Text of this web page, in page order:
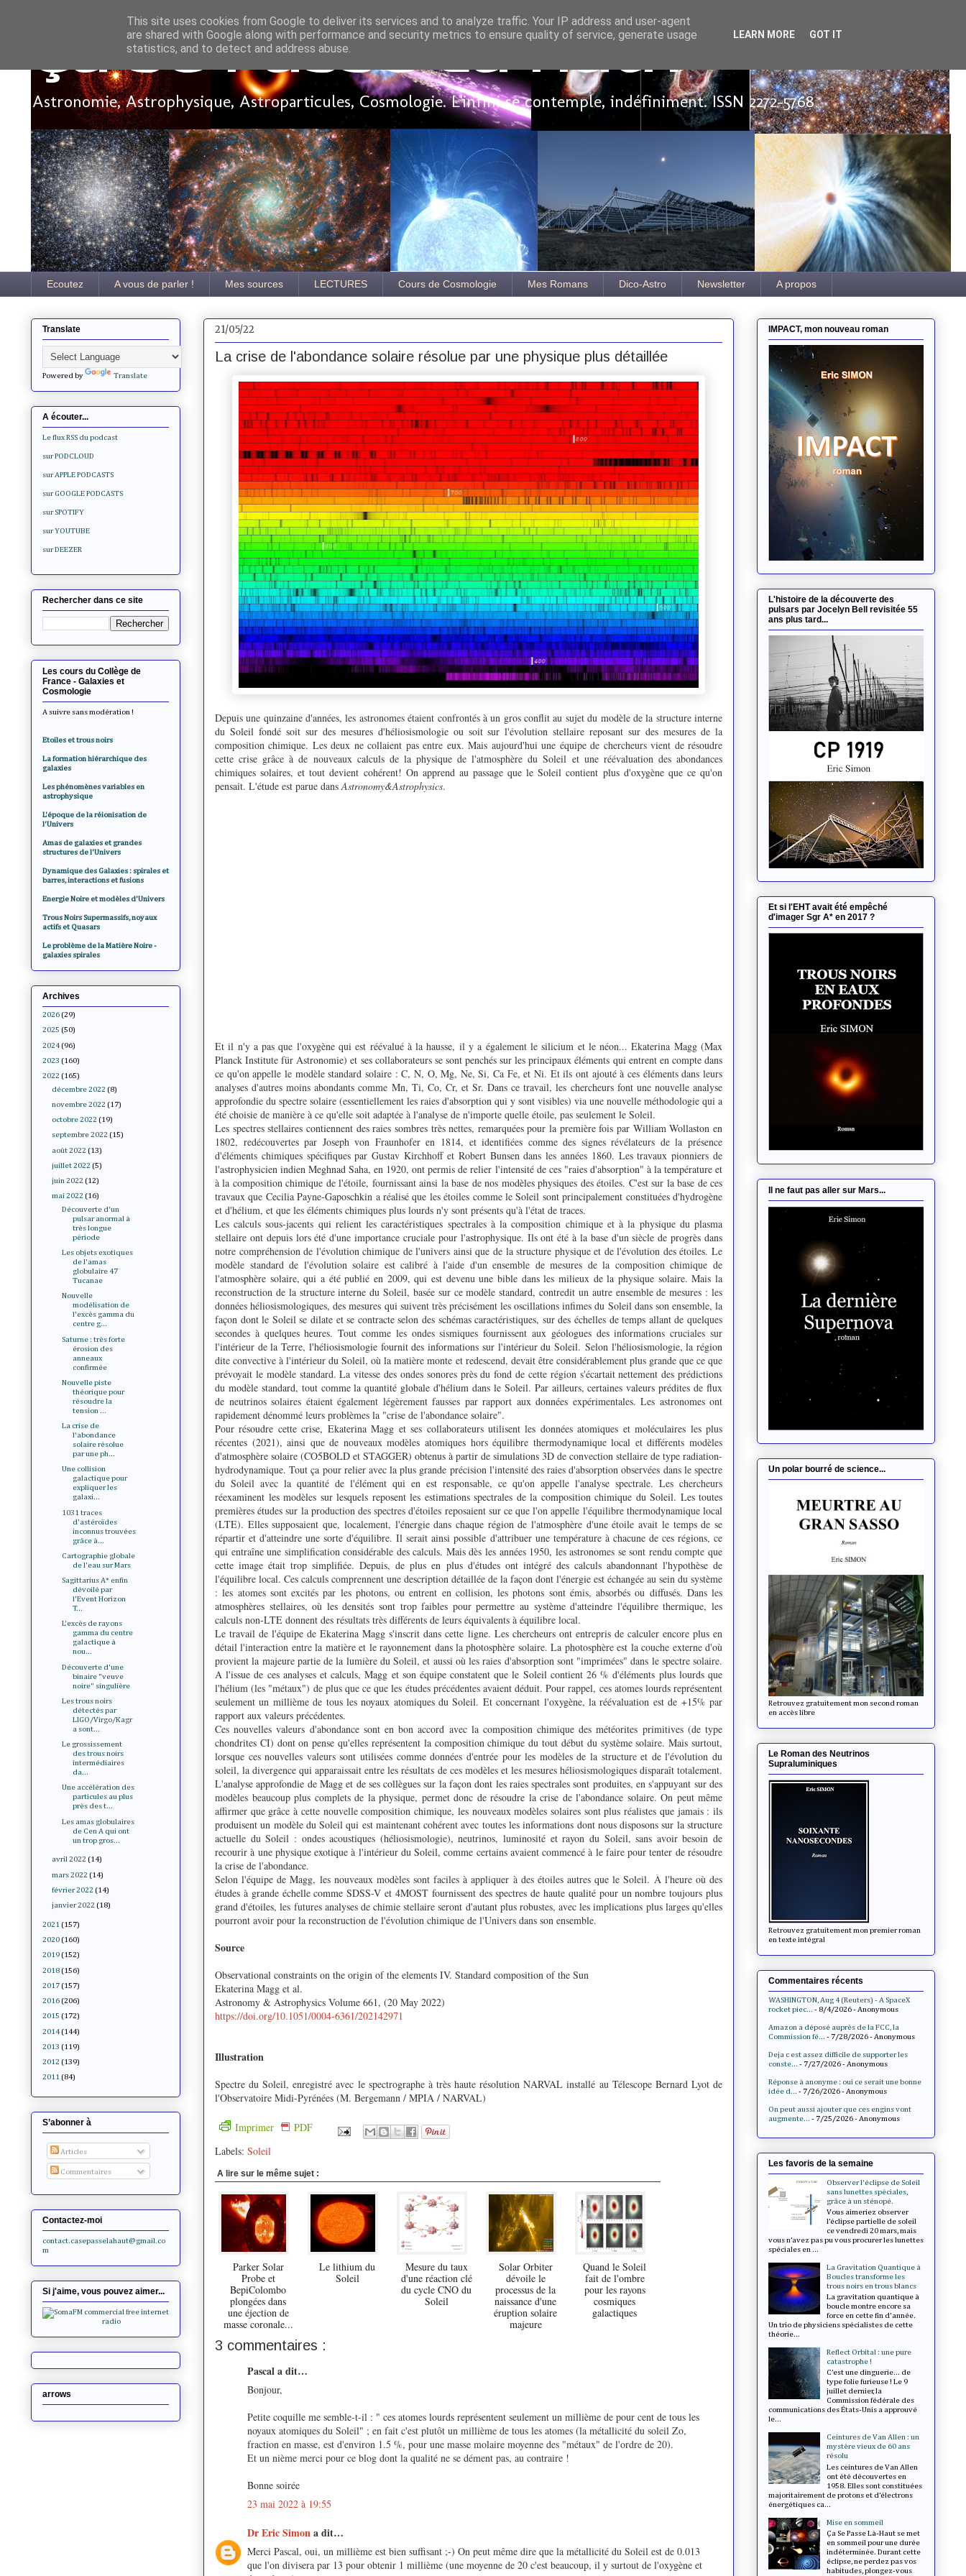
Ça se passe là haut
Astronomie, Astrophysique, Astroparticules, Cosmologie. L'infini se contemple, indéfiniment. ISSN 2272-5768
Ecoutez A vous de parler ! Mes sources LECTURES Cours de Cosmologie Mes Romans Dico-Astro Newsletter A propos
21/05/22
La crise de l'abondance solaire résolue par une physique plus détaillée
Depuis une quinzaine d'années, les astronomes étaient confrontés à un gros conflit au sujet du modèle de la structure interne
du Soleil fondé soit sur des mesures d'héliosismologie ou soit sur l'évolution stellaire reposant sur des mesures de la
composition chimique. Les deux ne collaient pas entre eux. Mais aujourd'hui une équipe de chercheurs vient de résoudre
cette crise grâce à de nouveaux calculs de la physique de l'atmosphère du Soleil et une réévaluation des abondances
chimiques solaires, et tout devient cohérent! On apprend au passage que le Soleil contient plus d'oxygène que ce qu'on
pensait. L'étude est parue dans Astronomy&Astrophysics.
Et il n'y a pas que l'oxygène qui est réévalué à la hausse, il y a également le silicium et le néon... Ekaterina Magg (Max
Planck Institute für Astronomie) et ses collaborateurs se sont penchés sur les principaux éléments qui entrent en compte dans
ce qu'on appelle le modèle standard solaire : C, N, O, Mg, Ne, Si, Ca Fe, et Ni. Et ils ont ajouté à ces éléments dans leurs
analyses d'autres moins abondants comme Mn, Ti, Co, Cr, et Sr. Dans ce travail, les chercheurs font une nouvelle analyse
approfondie du spectre solaire (essentiellement les raies d'absorption qui y sont visibles) via une nouvelle méthodologie qui a
été choisie de manière à ce qu'elle soit adaptée à l'analyse de n'importe quelle étoile, pas seulement le Soleil.
Les spectres stellaires contiennent des raies sombres très nettes, remarquées pour la première fois par William Wollaston en
1802, redécouvertes par Joseph von Fraunhofer en 1814, et identifiées comme des signes révélateurs de la présence
d'éléments chimiques spécifiques par Gustav Kirchhoff et Robert Bunsen dans les années 1860. Les travaux pionniers de
l'astrophysicien indien Meghnad Saha, en 1920, ont permis de relier l'intensité de ces "raies d'absorption" à la température et
à la composition chimique de l'étoile, fournissant ainsi la base de nos modèles physiques des étoiles. C'est sur la base de ces
travaux que Cecilia Payne-Gaposchkin a réalisé que les étoiles comme le Soleil sont principalement constituées d'hydrogène
et d'hélium, et que les éléments chimiques plus lourds n'y sont présents qu'à l'état de traces.
Les calculs sous-jacents qui relient les caractéristiques spectrales à la composition chimique et à la physique du plasma
stellaire ont depuis lors été d'une importance cruciale pour l'astrophysique. Ils ont été à la base d'un siècle de progrès dans
notre compréhension de l'évolution chimique de l'univers ainsi que de la structure physique et de l'évolution des étoiles. Le
modèle standard de l'évolution solaire est calibré à l'aide d'un ensemble de mesures de la composition chimique de
l'atmosphère solaire, qui a été publié en 2009, qui est devenu une bible dans les milieux de la physique solaire. Mais la
reconstruction de la structure interne du Soleil, basée sur ce modèle standard, contredit un autre ensemble de mesures : les
données héliosismologiques, des mesures qui suivent très précisément les oscillations infimes du Soleil dans son ensemble, la
façon dont le Soleil se dilate et se contracte selon des schémas caractéristiques, sur des échelles de temps allant de quelques
secondes à quelques heures. Tout comme les ondes sismiques fournissent aux géologues des informations cruciales sur
l'intérieur de la Terre, l'héliosismologie fournit des informations sur l'intérieur du Soleil. Selon l'héliosismologie, la région
dite convective à l'intérieur du Soleil, où la matière monte et redescend, devait être considérablement plus grande que ce que
prévoyait le modèle standard. La vitesse des ondes sonores près du fond de cette région s'écartait nettement des prédictions
du modèle standard, tout comme la quantité globale d'hélium dans le Soleil. Par ailleurs, certaines valeurs prédites de flux
de neutrinos solaires étaient également légèrement fausses par rapport aux données expérimentales. Les astronomes ont
rapidement dénommé leurs problèmes la "crise de l'abondance solaire".
Pour résoudre cette crise, Ekaterina Magg et ses collaborateurs utilisent les données atomiques et moléculaires les plus
récentes (2021), ainsi que de nouveaux modèles atomiques hors équilibre thermodynamique local et différents modèles
d'atmosphère solaire (CO5BOLD et STAGGER) obtenus à partir de simulations 3D de convection stellaire de type radiation-
hydrodynamique. Tout ça pour relier avec la plus grande précision l'intensité des raies d'absorption observées dans le spectre
du Soleil avec la quantité de l'élément qui en est responsable, ce qu'on appelle l'analyse spectrale. Les chercheurs
réexaminent les modèles sur lesquels reposent les estimations spectrales de la composition chimique du Soleil. Les toutes
premières études sur la production des spectres d'étoiles reposaient sur ce que l'on appelle l'équilibre thermodynamique local
(LTE). Elles supposaient que, localement, l'énergie dans chaque région de l'atmosphère d'une étoile avait le temps de se
répartir et d'atteindre une sorte d'équilibre. Il serait ainsi possible d'attribuer une température à chacune de ces régions, ce
qui entraîne une simplification considérable des calculs. Mais dès les années 1950, les astronomes se sont rendu compte que
cette image était trop simplifiée. Depuis, de plus en plus d'études ont intégré des calculs abandonnant l'hypothèse de
l'équilibre local. Ces calculs comprennent une description détaillée de la façon dont l'énergie est échangée au sein du système
: les atomes sont excités par les photons, ou entrent en collision, les photons sont émis, absorbés ou diffusés. Dans les
atmosphères stellaires, où les densités sont trop faibles pour permettre au système d'atteindre l'équilibre thermique, les
calculs non-LTE donnent des résultats très différents de leurs équivalents à équilibre local.
Le travail de l'équipe de Ekaterina Magg s'inscrit dans cette ligne. Les chercheurs ont entrepris de calculer encore plus en
détail l'interaction entre la matière et le rayonnement dans la photosphère solaire. La photosphère est la couche externe d'où
provient la majeure partie de la lumière du Soleil, et aussi où les raies d'absorption sont "imprimées" dans le spectre solaire.
A l'issue de ces analyses et calculs, Magg et son équipe constatent que le Soleil contient 26 % d'éléments plus lourds que
l'hélium (les "métaux") de plus que ce que les études précédentes avaient déduit. Pour rappel, ces atomes lourds représentent
seulement un millième de tous les noyaux atomiques du Soleil. Et concernant l'oxygène, la réévaluation est de +15% par
rapport aux valeurs précédentes.
Ces nouvelles valeurs d'abondance sont en bon accord avec la composition chimique des météorites primitives (de type
chondrites CI) dont on pense qu'elles représentent la composition chimique du tout début du système solaire. Mais surtout,
lorsque ces nouvelles valeurs sont utilisées comme données d'entrée pour les modèles de la structure et de l'évolution du
soleil, la divergence qui apparaissait entre les résultats de ces modèles et les mesures héliosismologiques disparaît totalement.
L'analyse approfondie de Magg et de ses collègues sur la façon dont les raies spectrales sont produites, en s'appuyant sur des
modèles beaucoup plus complets de la physique, permet donc de résoudre la crise de l'abondance solaire. On peut même
affirmer que grâce à cette nouvelle composition chimique, les nouveaux modèles solaires sont plus réalistes que jamais : ils
produisent un modèle du Soleil qui est maintenant cohérent avec toutes les informations dont nous disposons sur la structure
actuelle du Soleil : ondes acoustiques (héliosismologie), neutrinos, luminosité et rayon du Soleil, sans avoir besoin de
recourir à une physique exotique à l'intérieur du Soleil, comme certains avaient commencé à le faire pour tenter de résoudre
la crise de l'abondance.
Selon l'équipe de Magg, les nouveaux modèles sont faciles à appliquer à des étoiles autres que le Soleil. À l'heure où des
études à grande échelle comme SDSS-V et 4MOST fournissent des spectres de haute qualité pour un nombre toujours plus
grand d'étoiles, les futures analyses de chimie stellaire seront d'autant plus robustes, avec les implications plus larges qu'elles
pourront avoir pour la reconstruction de l'évolution chimique de l'Univers dans son ensemble.
Source
Observational constraints on the origin of the elements IV. Standard composition of the Sun
Ekaterina Magg et al.
Astronomy & Astrophysics Volume 661, (20 May 2022)
https://doi.org/10.1051/0004-6361/202142971
Illustration
Spectre du Soleil, enregistré avec le spectrographe à très haute résolution NARVAL installé au Télescope Bernard Lyot de
l'Observatoire Midi-Pyrénées (M. Bergemann / MPIA / NARVAL)
Imprimer
PDF
Labels: Soleil
A lire sur le même sujet :
Parker Solar
Probe et
BepiColombo
plongées dans
une éjection de
masse coronale...
Le lithium du
Soleil
Mesure du taux
d'une réaction clé
du cycle CNO du
Soleil
Solar Orbiter
dévoile le
processus de la
naissance d'une
éruption solaire
majeure
Quand le Soleil
fait de l'ombre
pour les rayons
cosmiques
galactiques
3 commentaires :
Pascal a dit…
Bonjour,
Petite coquille me semble-t-il : " ces atomes lourds représentent seulement un millième de pour cent de tous les
noyaux atomiques du Soleil" ; en fait c'est plutôt un millième de tous les atomes (la métallicité du soleil Zo,
fraction en masse, est d'environ 1.5 %, pour une masse molaire moyenne des "métaux" de l'ordre de 20).
Et un nième merci pour ce blog dont la qualité ne se dément pas, au contraire !
Bonne soirée
23 mai 2022 à 19:55
Dr Eric Simona dit…
Merci Pascal, oui, un millième est bien suffisant ;-) On peut même dire que la métallicité du Soleil est de 0.013
que l'on divisera par 13 pour obtenir 1 millième (une moyenne de 20 c'est beaucoup, il y surtout de l'oxygène et
Translate
Powered by Translate
A écouter...
Le flux RSS du podcast
sur PODCLOUD
sur APPLE PODCASTS
sur GOOGLE PODCASTS
sur SPOTIFY
sur YOUTUBE
sur DEEZER
Rechercher dans ce site
Les cours du Collège de
France - Galaxies et
Cosmologie
A suivre sans modération !
Etoiles et trous noirs
La formation hiérarchique des
galaxies
Les phénomènes variables en
astrophysique
L'époque de la réionisation de
l'Univers
Amas de galaxies et grandes
structures de l'Univers
Dynamique des Galaxies : spirales et
barres, interactions et fusions
Energie Noire et modèles d'Univers
Trous Noirs Supermassifs, noyaux
actifs et Quasars
Le problème de la Matière Noire -
galaxies spirales
Archives
2026 (29)
2025 (50)
2024 (96)
2023 (160)
2022 (165)
décembre 2022 (8)
novembre 2022 (17)
octobre 2022 (19)
septembre 2022 (15)
août 2022 (13)
juillet 2022 (5)
juin 2022 (12)
mai 2022 (16)
Découverte d'un
pulsar anormal à
très longue
période
Les objets exotiques
de l'amas
globulaire 47
Tucanae
Nouvelle
modélisation de
l'excès gamma du
centre g...
Saturne : très forte
érosion des
anneaux
confirmée
Nouvelle piste
théorique pour
résoudre la
tension ...
La crise de
l'abondance
solaire résolue
par une ph...
Une collision
galactique pour
expliquer les
galaxi...
1031 traces
d'astéroïdes
inconnus trouvées
grâce à...
Cartographie globale
de l'eau sur Mars
Sagittarius A* enfin
dévoilé par
l'Event Horizon
T...
L'excès de rayons
gamma du centre
galactique à
nou...
Découverte d'une
binaire "veuve
noire" singulière
Les trous noirs
détectés par
LIGO/Virgo/Kagr
a sont...
Le grossissement
des trous noirs
intermédiaires
da...
Une accélération des
particules au plus
près des t...
Les amas globulaires
de Cen A qui ont
un trop gros...
avril 2022 (14)
mars 2022 (14)
février 2022 (14)
janvier 2022 (18)
2021 (157)
2020 (160)
2019 (152)
2018 (156)
2017 (157)
2016 (206)
2015 (172)
2014 (144)
2013 (119)
2012 (139)
2011 (84)
S’abonner à
Articles
Commentaires
Contactez-moi
contact.casepasselahaut@gmail.co
m
Si j'aime, vous pouvez aimer...
arrows
IMPACT, mon nouveau roman
L'histoire de la découverte des
pulsars par Jocelyn Bell revisitée 55
ans plus tard...
Et si l'EHT avait été empêché
d'imager Sgr A* en 2017 ?
Il ne faut pas aller sur Mars...
Un polar bourré de science...
Retrouvez gratuitement mon second roman
en accès libre
Le Roman des Neutrinos
Supraluminiques
Retrouvez gratuitement mon premier roman
en texte intégral
Commentaires récents
WASHINGTON, Aug 4 (Reuters) - A SpaceX
rocket piec... - 8/4/2026- Anonymous
Amazon a déposé auprès de la FCC, la
Commission fé... - 7/28/2026- Anonymous
Deja c est assez difficile de supporter les
conste... - 7/27/2026- Anonymous
Réponse à anonyme : oui ce serait une bonne
idée d... - 7/26/2026- Anonymous
On peut aussi ajouter que ces engins vont
augmente... - 7/25/2026- Anonymous
Les favoris de la semaine
Observer l'éclipse de Soleil
sans lunettes spéciales,
grâce à un sténopé.
Vous aimeriez observer
l’éclipse partielle de soleil
ce vendredi 20 mars, mais
vous n’avez pas pu vous procurer les lunettes
spéciales en ...
La Gravitation Quantique à
Boucles transforme les
trous noirs en trous blancs
La gravitation quantique à
boucle montre encore sa
force en cette fin d'année.
Un trio de physiciens spécialistes de cette
théorie...
Reflect Orbital : une pure
catastrophe !
C’est une dinguerie... de
type folie furieuse ! Le 9
juillet dernier, la
Commission fédérale des
communications des États-Unis a approuvé
le...
Ceintures de Van Allen : un
mystère vieux de 60 ans
résolu
Les ceintures de Van Allen
ont été découvertes en
1958. Elles sont constituées
majoritairement de protons et d’électrons
énergétiques ca...
Mise en sommeil
Ça Se Passe Là-Haut se met
en sommeil pour une durée
indéterminée. Durant cette
éclipse, ne perdez pas vos
habitudes, plongez-vous
This site uses cookies from Google to deliver its services and to analyze traffic. Your IP address and user-agent
are shared with Google along with performance and security metrics to ensure quality of service, generate usage
statistics, and to detect and address abuse.
LEARN MORE GOT IT